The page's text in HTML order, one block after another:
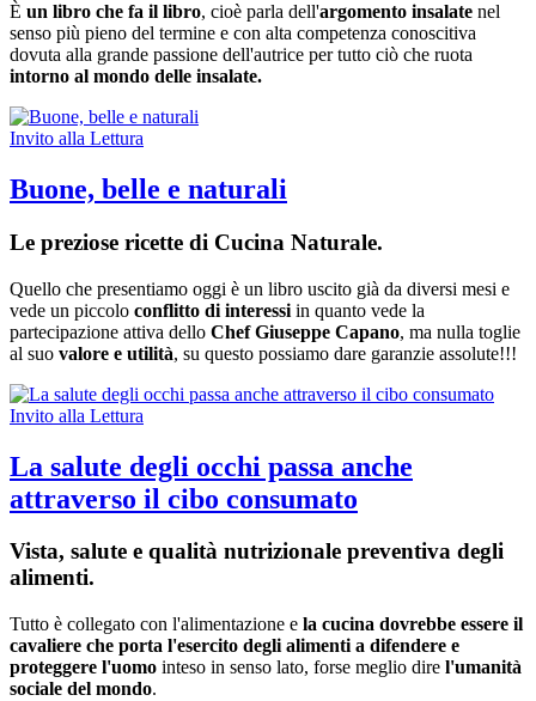
È un libro che fa il libro, cioè parla dell'argomento insalate nel
senso più pieno del termine e con alta competenza conoscitiva
dovuta alla grande passione dell'autrice per tutto ciò che ruota
intorno al mondo delle insalate.
Invito alla Lettura
Buone, belle e naturali
Le preziose ricette di Cucina Naturale.
Quello che presentiamo oggi è un libro uscito già da diversi mesi e
vede un piccolo conflitto di interessi in quanto vede la
partecipazione attiva dello Chef Giuseppe Capano, ma nulla toglie
al suo valore e utilità, su questo possiamo dare garanzie assolute!!!
Invito alla Lettura
La salute degli occhi passa anche
attraverso il cibo consumato
Vista, salute e qualità nutrizionale preventiva degli
alimenti.
Tutto è collegato con l'alimentazione e la cucina dovrebbe essere il
cavaliere che porta l'esercito degli alimenti a difendere e
proteggere l'uomo inteso in senso lato, forse meglio dire l'umanità
sociale del mondo.